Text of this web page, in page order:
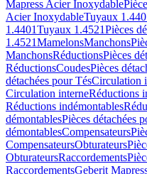
Mapress Acier Inoxydable
Acier InoxydableTuyaux
1.4401Tuyaux 1.4521Pièces
1.4521MamelonsManchons
ManchonsRéductionsPièces
RéductionsCoudesPièces
détachées pour TésCirculation
Circulation interneRéductions
Réductions indémontables
démontablesPièces détachées
démontablesCompensateurs
CompensateursObturateurs
ObturateursRaccordements
RaccordementsGeberit